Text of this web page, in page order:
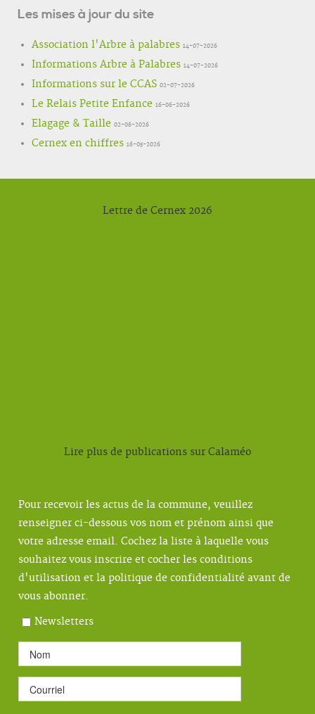
Les mises à jour du site
Association l'Arbre à palabres 14-07-2026
Informations Arbre à Palabres 14-07-2026
Informations sur le CCAS 02-07-2026
Le Relais Petite Enfance 16-06-2026
Elagage & Taille 02-06-2026
Cernex en chiffres 16-05-2026
Lettre de Cernex 2026
Lire plus de publications sur Calaméo
Pour recevoir les actus de la commune, veuillez
renseigner ci-dessous vos nom et prénom ainsi que
votre adresse email. Cochez la liste à laquelle vous
souhaitez vous inscrire et cocher les conditions
d'utilisation et la politique de confidentialité avant de
vous abonner.
Newsletters